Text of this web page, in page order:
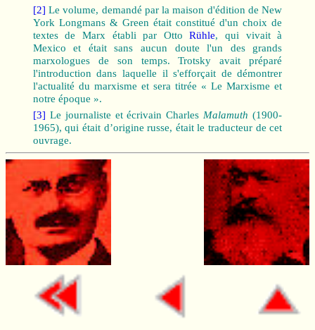
[2]Le volume, demandé par la maison d'édition de New
York Longmans & Green était constitué d'un choix de
textes de Marx établi par OttoRühle, qui vivait à
Mexico et était sans aucun doute l'un des grands
marxologues de son temps. Trotsky avait préparé
l'introduction dans laquelle il s'efforçait de démontrer
l'actualité du marxisme et sera titrée « Le Marxisme et
notre époque ».
[3] Le journaliste et écrivain Charles Malamuth (1900-
1965), qui était d’origine russe, était le traducteur de cet
ouvrage.